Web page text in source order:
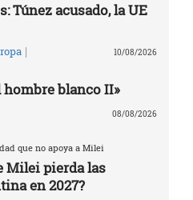
Túnez acusado, la UE
| 10/08/2026
hombre blanco II»
08/08/2026
que no apoya a Milei
Milei pierda las
en 2027?